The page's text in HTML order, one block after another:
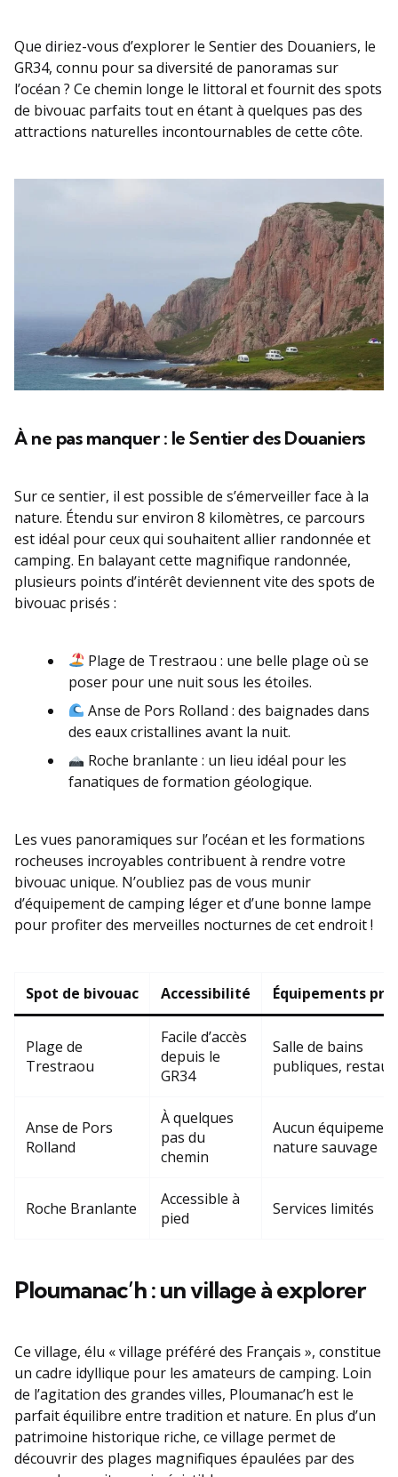
Que diriez-vous d’explorer le Sentier des Douaniers, le
GR34, connu pour sa diversité de panoramas sur
l’océan ? Ce chemin longe le littoral et fournit des spots
de bivouac parfaits tout en étant à quelques pas des
attractions naturelles incontournables de cette côte.
À ne pas manquer : le Sentier des Douaniers
Sur ce sentier, il est possible de s’émerveiller face à la
nature. Étendu sur environ 8 kilomètres, ce parcours
est idéal pour ceux qui souhaitent allier randonnée et
camping. En balayant cette magnifique randonnée,
plusieurs points d’intérêt deviennent vite des spots de
bivouac prisés :
Plage de Trestraou : une belle plage où se
poser pour une nuit sous les étoiles.
Anse de Pors Rolland : des baignades dans
des eaux cristallines avant la nuit.
Roche branlante : un lieu idéal pour les
fanatiques de formation géologique.
Les vues panoramiques sur l’océan et les formations
rocheuses incroyables contribuent à rendre votre
bivouac unique. N’oubliez pas de vous munir
d’équipement de camping léger et d’une bonne lampe
pour profiter des merveilles nocturnes de cet endroit !
Spot de bivouac Accessibilité Équipements
Plage de
Trestraou
Facile d’accès
depuis le
GR34
Salle de bains
publiques,
Anse de Pors
Rolland
À quelques
pas du
chemin
Aucun
nature sauvage
Roche Branlante
Accessible à
pied
Services limités
Ploumanac’h : un village à explorer
Ce village, élu « village préféré des Français », constitue
un cadre idyllique pour les amateurs de camping. Loin
de l’agitation des grandes villes, Ploumanac’h est le
parfait équilibre entre tradition et nature. En plus d’un
patrimoine historique riche, ce village permet de
découvrir des plages magnifiques épaulées par des